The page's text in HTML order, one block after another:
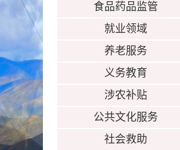
食品药品监管
就业领域
养老服务
义务教育
涉农补贴
公共文化服务
社会救助